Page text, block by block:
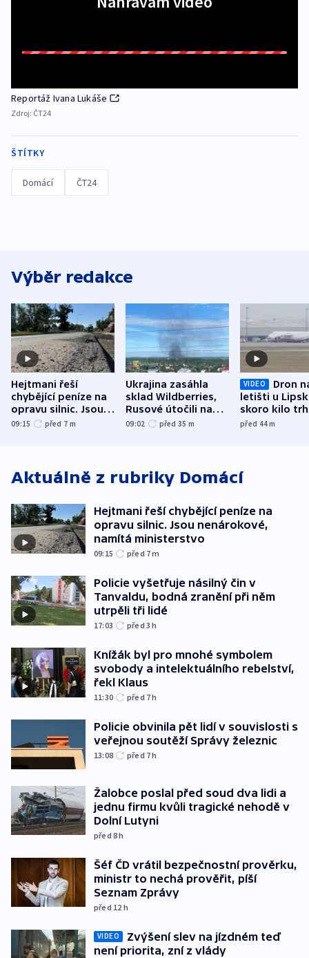
Reportáž Ivana Lukáše
Zdroj: ČT24
ŠTÍTKY
Domácí ČT24
Výběr redakce
Hejtmani řeší
chybějící peníze na
opravu silnic. Jsou
nenárokové, namítá
09:15 před 7 m
Ukrajina zasáhla
sklad Wildberries,
Rusové útočili na
trh, hasiče či
09:02 před 35 m
VIDEO
Dron
letišti u
skoro kilo
indicie
před 44m
Aktuálně z rubriky Domácí
Hejtmani řeší chybějící peníze na
opravu silnic. Jsou nenárokové,
namítá ministerstvo
09:15 před 7m
Policie vyšetřuje násilný čin v
Tanvaldu, bodná zranění při něm
utrpěli tři lidé
17:03 před 3h
Knížák byl pro mnohé symbolem
svobody a intelektuálního rebelství,
řekl Klaus
11:30 před 7h
Policie obvinila pět lidí v souvislosti s
veřejnou soutěží Správy železnic
13:08 před 7h
Žalobce poslal před soud dva lidi a
jednu firmu kvůli tragické nehodě v
Dolní Lutyni
před 8h
Šéf ČD vrátil bezpečnostní prověrku,
ministr to nechá prověřit, píší
Seznam Zprávy
před 12 h
VIDEO
Zvýšení slev na jízdném teď
není priorita, zní z vlády